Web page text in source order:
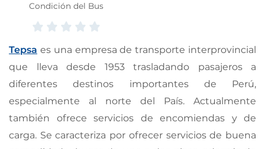
Condición del Bus
Tepsa es una empresa de transporte interprovincial
que lleva desde 1953 trasladando pasajeros a
diferentes destinos importantes de Perú,
especialmente al norte del País. Actualmente
también ofrece servicios de encomiendas y de
carga. Se caracteriza por ofrecer servicios de buena